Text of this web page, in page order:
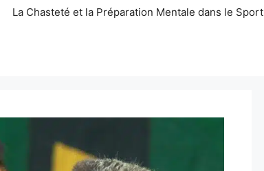
La Chasteté et la Préparation Mentale dans le Sport